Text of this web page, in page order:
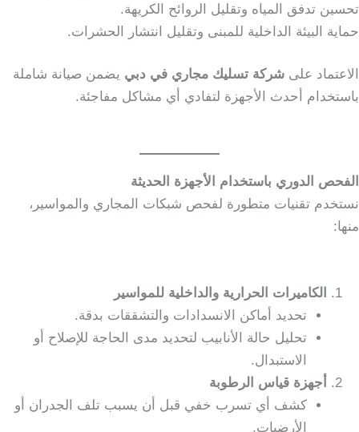
تحسين تدفق المياه وتقليل الروائح الكريهة.
حماية البيئة الداخلية للمبنى وتقليل انتشار الحشرات.
الاعتماد على شركة تسليك مجاري في دبي يضمن صيانة شاملة
باستخدام أحدث الأجهزة لتفادي أي مشاكل مفاجئة.
الفحص الدوري باستخدام الأجهزة الحديثة
نستخدم تقنيات متطورة لفحص شبكات المجاري والمواسير،
منها:
الكاميرات الحرارية والداخلية للمواسير
تحديد أماكن الانسدادات والتشققات بدقة.
تحليل حالة الأنابيب لتحديد مدى الحاجة للإصلاح أو
الاستبدال.
أجهزة قياس الرطوبة
كشف أي تسرب خفي قبل أن يسبب تلف الجدران أو
الأرضيات.